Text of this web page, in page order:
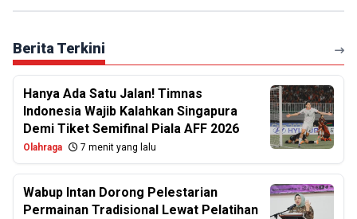
Berita Terkini
Hanya Ada Satu Jalan! Timnas
Indonesia Wajib Kalahkan Singapura
Demi Tiket Semifinal Piala AFF 2026
Olahraga 7 menit yang lalu
Wabup Intan Dorong Pelestarian
Permainan Tradisional Lewat Pelatihan